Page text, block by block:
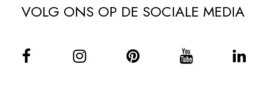
VOLG ONS OP DE SOCIALE MEDIA